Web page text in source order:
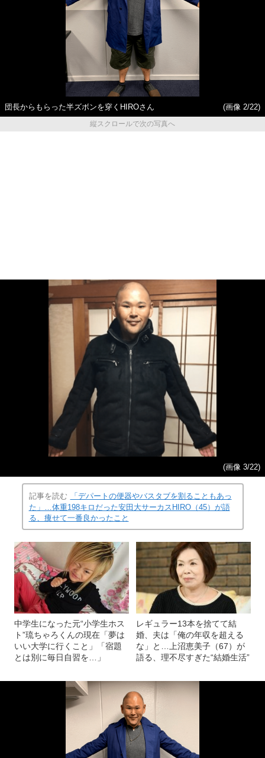
団長からもらった半ズボンを穿くHIROさん
(画像 2/22)
縦スクロールで次の写真へ
(画像 3/22)
記事を読む
「デパートの便器やバスタブを割ることもあっ
た」…体重198キロだった安田大サーカスHIRO（45）が語
る、痩せて一番良かったこと
中学生になった元“小学生ホス
ト”琉ちゃろくんの現在「夢は
いい大学に行くこと」「宿題
とは別に毎日自習を…」
レギュラー13本を捨てて結
婚、夫は「俺の年収を超える
な」と…上沼恵美子（67）が
語る、理不尽すぎた“結婚生活”